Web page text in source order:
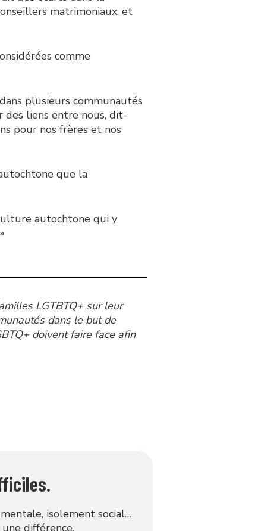
matrimoniaux, et
comme
plusieurs communautés
des liens entre nous, dit-
pour nos frères et nos
que la
autochtone qui y
LGTBTQ+ sur leur
dans le but de
doivent faire face afin
isolement social…
différence.